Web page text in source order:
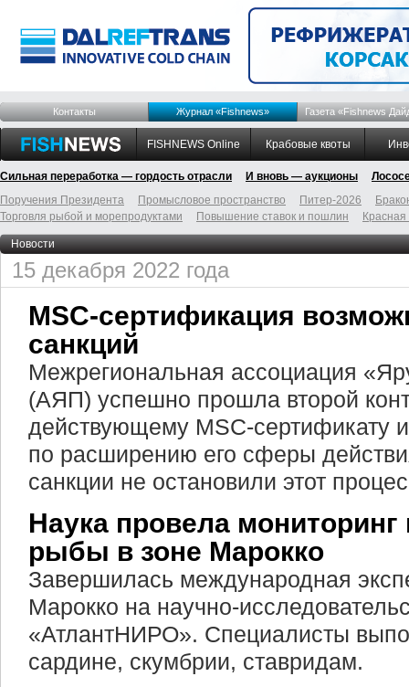
Контакты Журнал «Fishnews» Газета «Fishnews
FISHNEWS Online Крабовые квоты
Сильная переработка — гордость отрасли И вновь — аукционы
Поручения Президента
Промысловое пространство Питер-2026
Торговля рыбой и морепродуктами
Повышение ставок и пошлин
Новости
15 декабря 2022 года
MSC-сертификация
санкций
Межрегиональная ассоциация
(АЯП) успешно прошла второй
действующему MSC-сертификату
по расширению его сферы
санкции не остановили этот
Наука провела мониторинг
рыбы в зоне Марокко
Завершилась международная
Марокко на научно-
«АтлантНИРО». Специалисты
сардине, скумбрии, ставридам.